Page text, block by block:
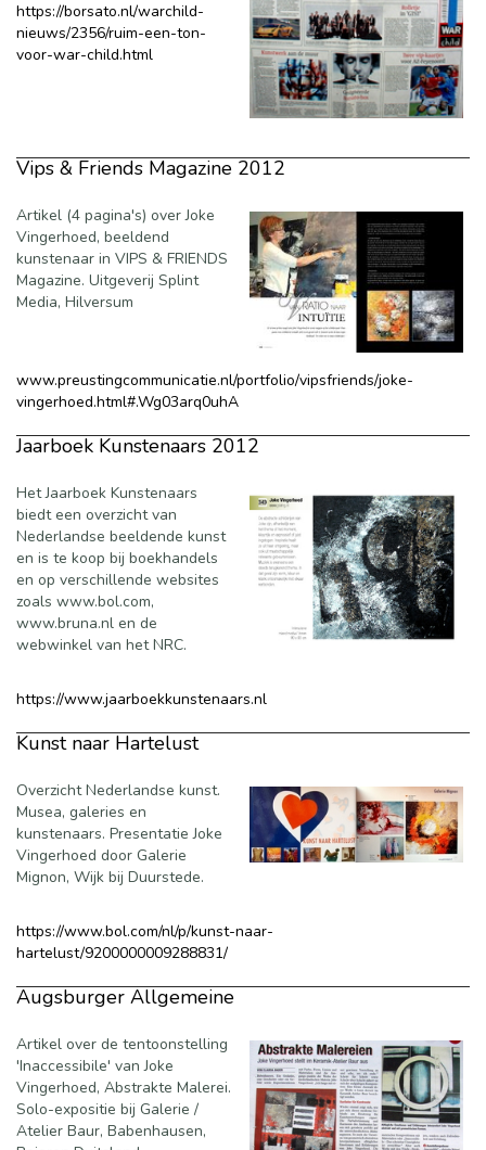
https://borsato.nl/warchild-
nieuws/2356/ruim-een-ton-
voor-war-child.html
Vips & Friends Magazine 2012
Artikel (4 pagina's) over Joke
Vingerhoed, beeldend
kunstenaar in VIPS & FRIENDS
Magazine. Uitgeverij Splint
Media, Hilversum
www.preustingcommunicatie.nl/portfolio/vipsfriends/joke-
vingerhoed.html#.Wg03arq0uhA
Jaarboek Kunstenaars 2012
Het Jaarboek Kunstenaars
biedt een overzicht van
Nederlandse beeldende kunst
en is te koop bij boekhandels
en op verschillende websites
zoals www.bol.com,
www.bruna.nl en de
webwinkel van het NRC.
https://www.jaarboekkunstenaars.nl
Kunst naar Hartelust
Overzicht Nederlandse kunst.
Musea, galeries en
kunstenaars. Presentatie Joke
Vingerhoed door Galerie
Mignon, Wijk bij Duurstede.
https://www.bol.com/nl/p/kunst-naar-
hartelust/9200000009288831/
Augsburger Allgemeine
Artikel over de tentoonstelling
'Inaccessibile' van Joke
Vingerhoed, Abstrakte Malerei.
Solo-expositie bij Galerie /
Atelier Baur, Babenhausen,